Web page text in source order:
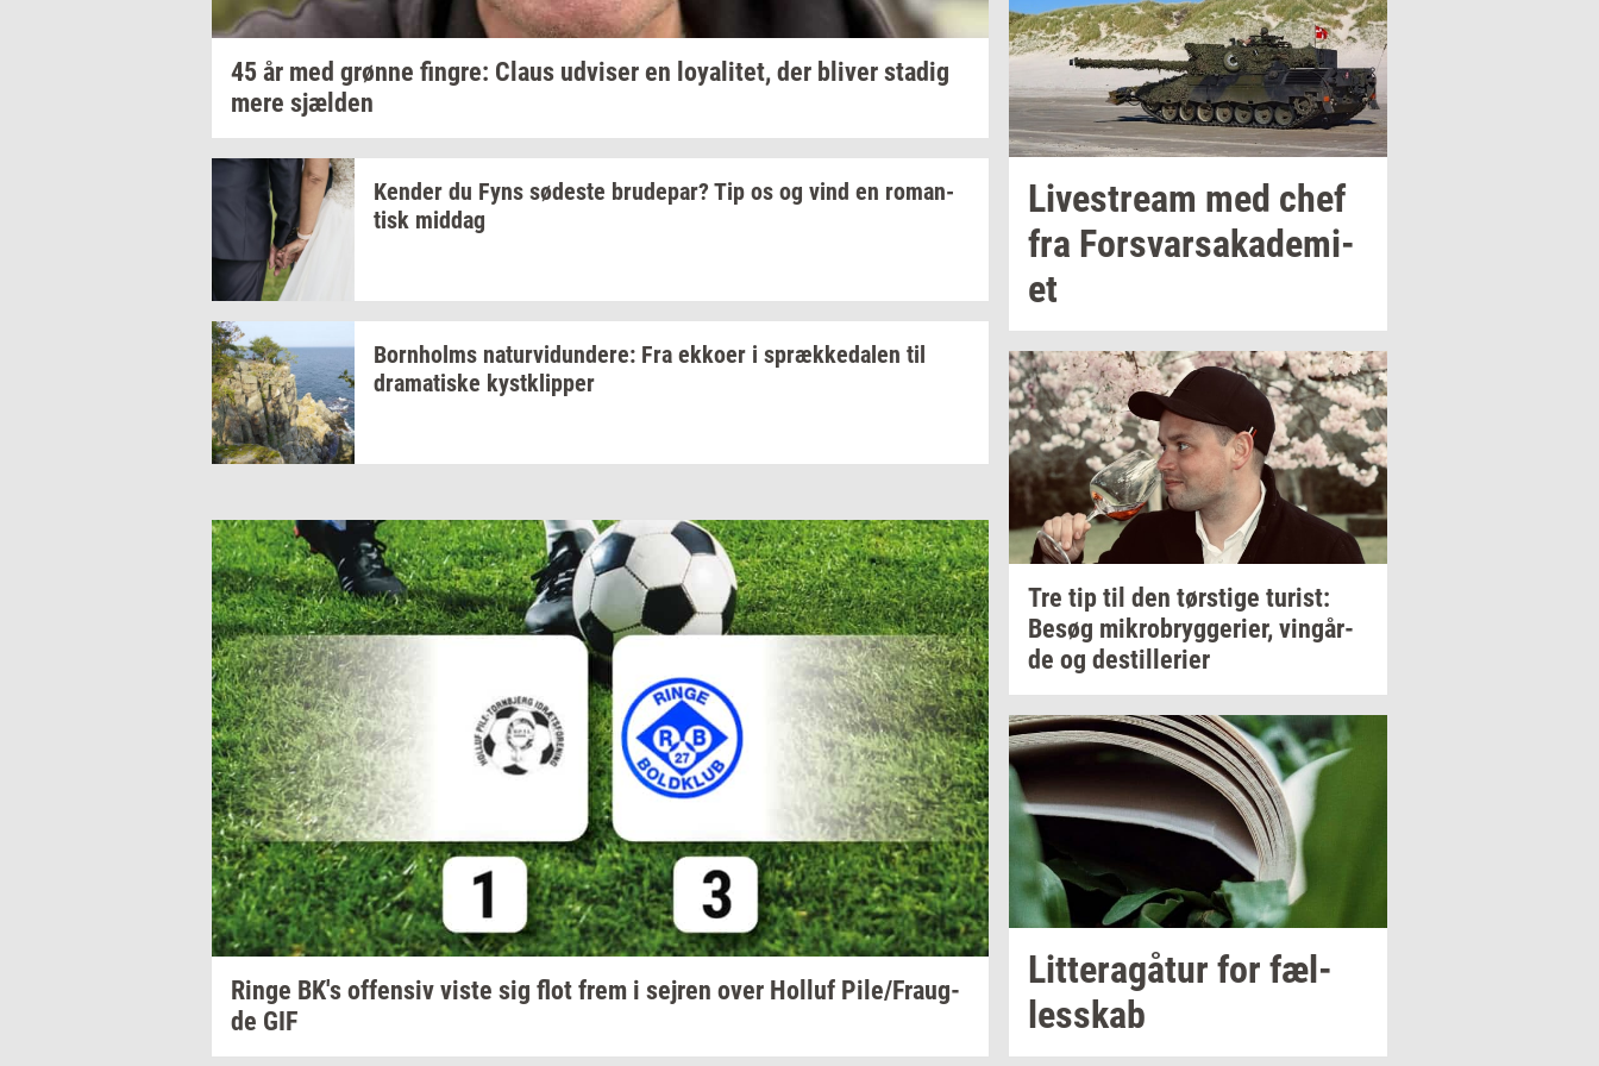
45 år med grøn­ne fin­gre: Claus ud­vi­ser en loy­a­li­tet, der bli­ver sta­dig
mere sjæl­den
Ken­der du Fyns sø­de­ste bru­de­par?Tip os og vind en ro­man­
tisk mid­dag
Born­holms na­tur­vi­dun­de­re: Fra ek­ko­er i spræk­ke­da­len til
dra­ma­ti­ske kyst­klip­per
Ringe BK's of­fen­siv viste sig flot frem i sej­ren over Hol­luf Pile/Fraug­
de GIF
Li­ve­stream med chef
fra For­svar­sa­ka­de­mi­
et
Tre tip til den tørsti­ge turist:
Besøg mi­kro­bryg­ge­ri­er, vin­går­
de og destil­le­ri­er
Lit­tera­gå­tur for fæl­
les­skab